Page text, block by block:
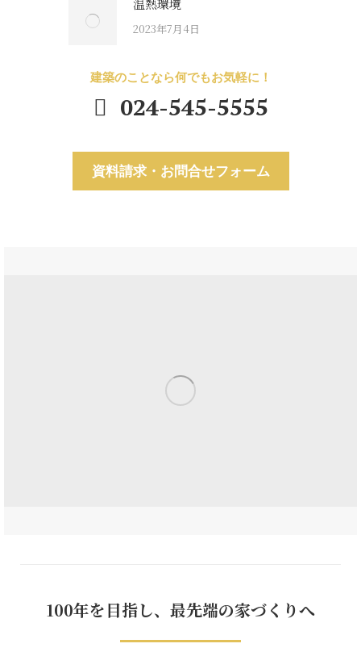
2023年7月4日
建築のことなら何でもお気軽に！
024-545-5555
資料請求・お問合せフォーム
100年を目指し、最先端の家づくりへ